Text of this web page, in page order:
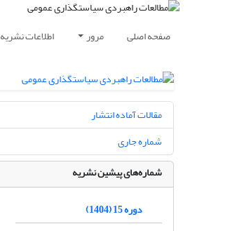
صفحه اصلی مرور اطلاعات نشریه
مقالات آماده انتشار
شماره جاری
شماره‌های پیشین نشریه
دوره 15 (1404)